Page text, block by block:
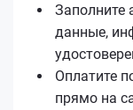
Заполните
данные,
Оплатите
прямо на